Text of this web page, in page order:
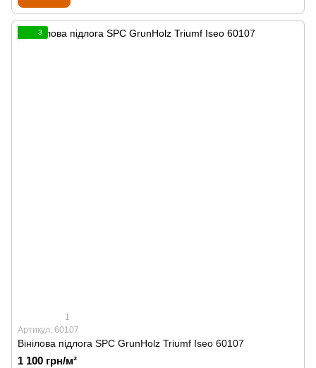
3
1
Артикул: 60107
Вінілова підлога SPС GrunHolz Triumf Iseo 60107
1 100 грн/м²